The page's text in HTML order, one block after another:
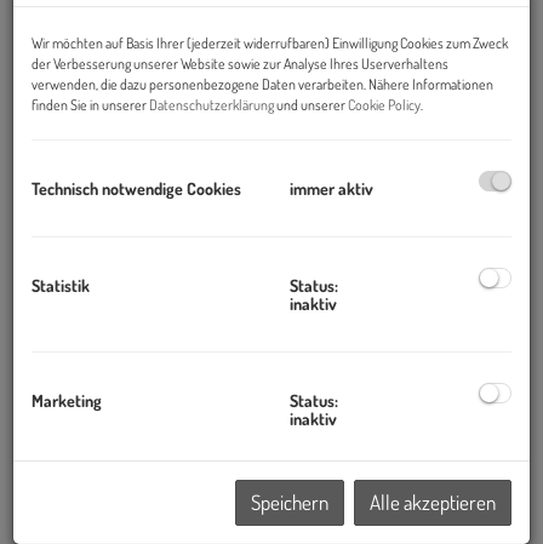
Beschreibung
Die Wohnung bietet Ihnen einen tollen Grundriss sowie eine
Obergeschoss. Über den Vorraum gelangen Sie zum
Wohnzimmer sowie zum Badezimmer, zur Küche und zum
Wir möchten auf Basis Ihrer (jederzeit widerrufbaren) Einwilligung Cookies zum Zweck
der Verbesserung unserer Website sowie zur Analyse Ihres Userverhaltens
verwenden, die dazu personenbezogene Daten verarbeiten. Nähere Informationen
finden Sie in unserer Datenschutzerklärungund unsererCookie Policy.
Technisch notwendige Cookies immer aktiv
Statistik
Status:
inaktiv
Marketing
Status:
inaktiv
Speichern Alle akzeptieren